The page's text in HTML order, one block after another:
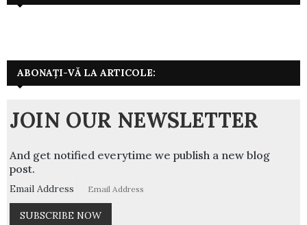
ABONAȚI-VĂ LA ARTICOLE:
JOIN OUR NEWSLETTER
And get notified everytime we publish a new blog
post.
Email Address